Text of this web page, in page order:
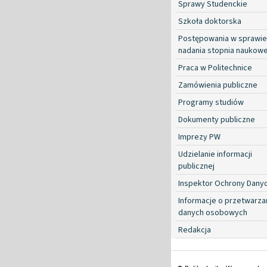
Sprawy Studenckie
Szkoła doktorska
Postępowania w sprawie
nadania stopnia
Praca w Politechnice
Zamówienia publiczne
Programy studiów
Dokumenty publiczne
Imprezy PW
Udzielanie informacji
publicznej
Inspektor Ochrony
Informacje o
danych osobowych
Redakcja